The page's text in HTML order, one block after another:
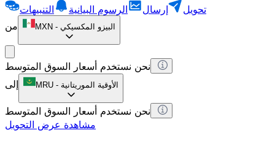
تحويل إرسال الرسوم البيانية
التنبيهات
من
MXN - البيزو المكسيكي
نحن نستخدم أسعار السوق المتوسط
إلى
MRU - الأوقية الموريتانية
نحن نستخدم أسعار السوق المتوسط
مشاهدة عرض التحويل